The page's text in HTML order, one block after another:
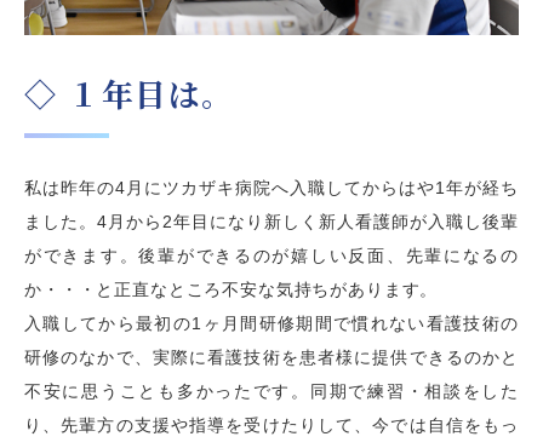
◇ １年目は。
私は昨年の4月にツカザキ病院へ入職してからはや1年が経ち
ました。4月から2年目になり新しく新人看護師が入職し後輩
ができます。後輩ができるのが嬉しい反面、先輩になるの
か・・・と正直なところ不安な気持ちがあります。
入職してから最初の1ヶ月間研修期間で慣れない看護技術の
研修のなかで、実際に看護技術を患者様に提供できるのかと
不安に思うことも多かったです。同期で練習・相談をした
り、先輩方の支援や指導を受けたりして、今では自信をもっ